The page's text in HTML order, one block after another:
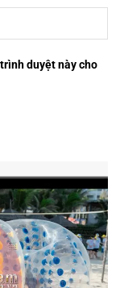
duyệt này cho